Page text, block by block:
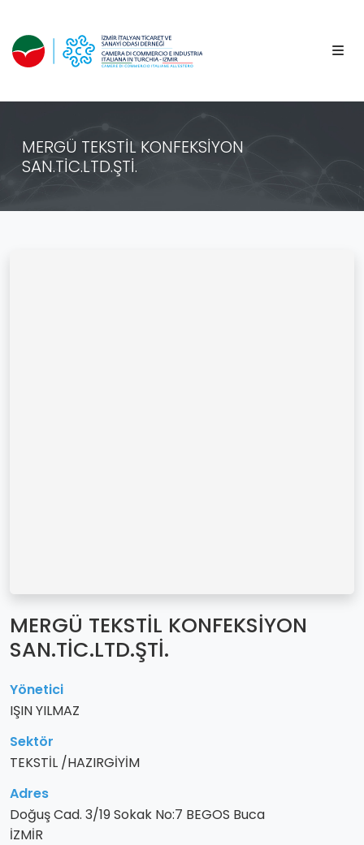
MERGÜ TEKSTİL KONFEKSİYON
SAN.TİC.LTD.ŞTİ.
MERGÜ TEKSTİL KONFEKSİYON
SAN.TİC.LTD.ŞTİ.
Yönetici
IŞIN YILMAZ
Sektör
TEKSTİL /HAZIRGİYİM
Adres
Doğuş Cad. 3/19 Sokak No:7 BEGOS Buca
İZMİR